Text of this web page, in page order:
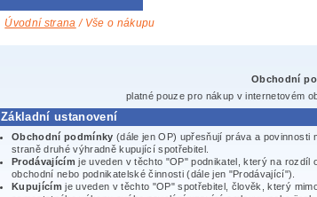
Úvodní strana / Vše o nákupu
Obchodní
platné pouze pro nákup v internetovém
Základní ustanovení
Obchodní podmínky(dále jen OP) upřesňují práva a povinnosti
straně druhé výhradně kupující spotřebitel.
Prodávajícím je uveden v těchto "OP" podnikatel, který na
obchodní nebo podnikatelské činnosti (dále jen "Prodávající").
Kupujícím je uveden v těchto "OP" spotřebitel, člověk, který